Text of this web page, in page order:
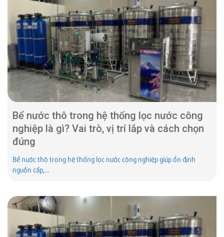
Bể nước thô trong hệ thống lọc nước công
nghiệp là gì? Vai trò, vị trí lắp và cách chọn
đúng
Bể nước thô trong hệ thống lọc nước công nghiệp giúp ổn định
nguồn cấp,...